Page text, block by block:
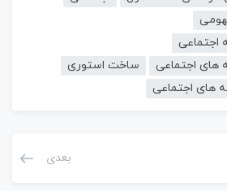
اجتماعی
های اجتماعی
ساخت استوری
های اجتماعی
بعدی